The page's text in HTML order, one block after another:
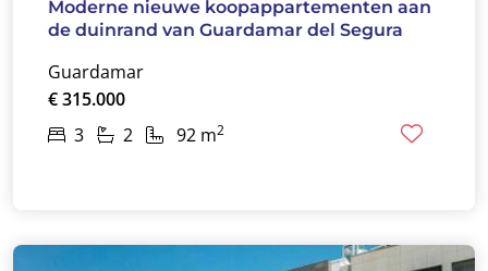
Moderne nieuwe koopappartementen aan
de duinrand van Guardamar del Segura
Guardamar
€ 315.000
3
2 92 m2